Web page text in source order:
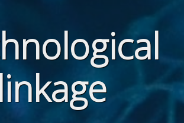
linkage